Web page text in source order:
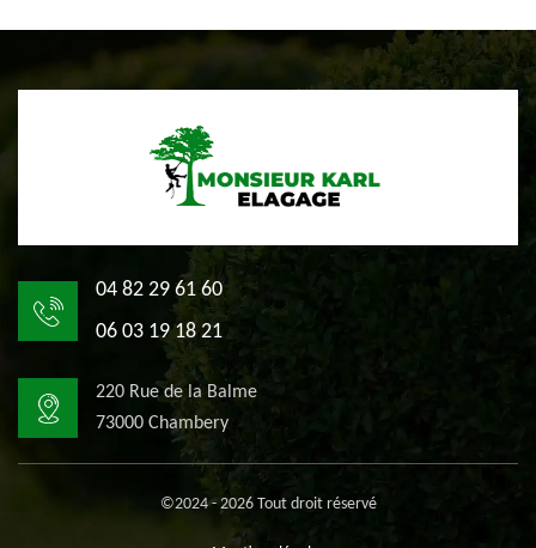
04 82 29 61 60
06 03 19 18 21
220 Rue de la Balme
73000 Chambery
©2024 - 2026 Tout droit réservé